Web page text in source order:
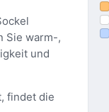
Sie warm-,
und
findet die